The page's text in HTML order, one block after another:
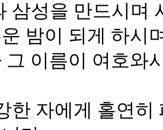
삼성을 만드시며
밤이 되게 하시
그 이름이 여호와
한 자에게 홀연히